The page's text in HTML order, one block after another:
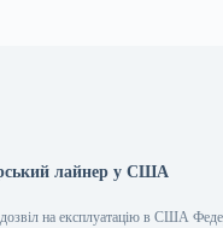
лайнер у США
на експлуатацію в США